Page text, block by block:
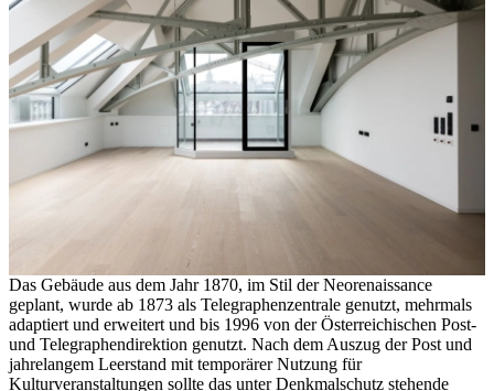
Das Gebäude aus dem Jahr 1870, im Stil der Neorenaissance
geplant, wurde ab 1873 als Telegraphenzentrale genutzt, mehrmals
adaptiert und erweitert und bis 1996 von der Österreichischen Post-
und Telegraphendirektion genutzt. Nach dem Auszug der Post und
jahrelangem Leerstand mit temporärer Nutzung für
Kulturveranstaltungen sollte das unter Denkmalschutz stehende